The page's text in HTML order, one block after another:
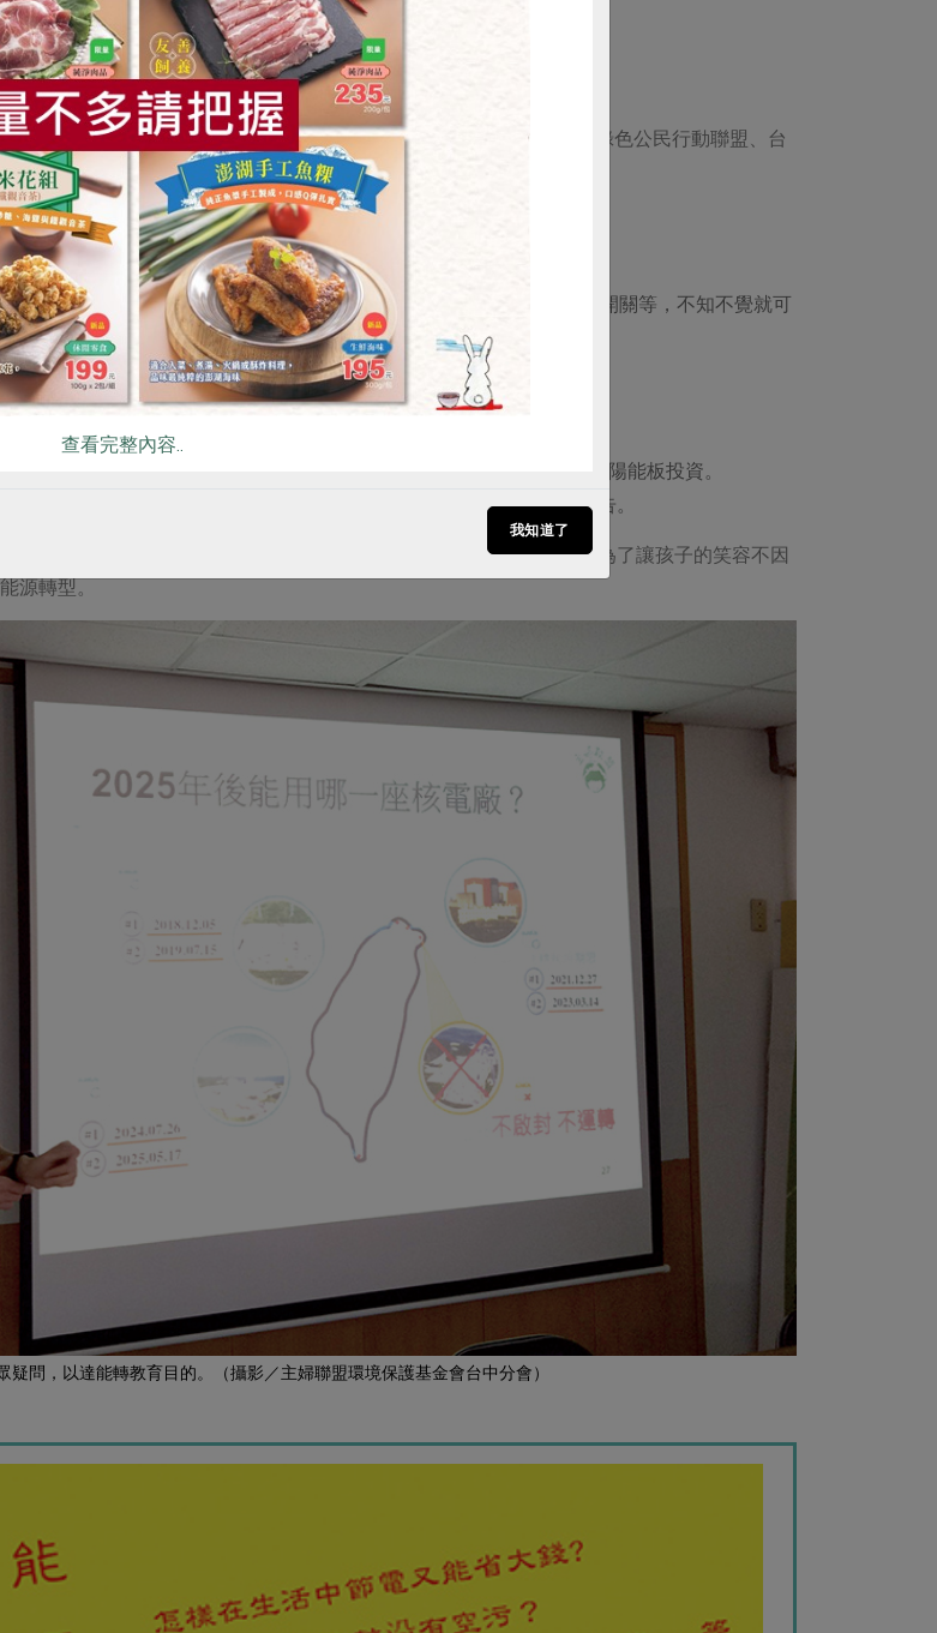
都做得到
之外，除了關心能源時事，更要留心的假新聞及流言。建議在本會、綠色公民行動聯盟、台
讚，定期涉獵相關知識。
能、節能政策。生活行動方面，邀請大家一起無痛節電：
買家電時，注意是否有節能標章。
拔除。例如，冬天的冷氣插頭、電腦關機時拔起插頭，或是關掉延長線開關等，不知不覺就可
會總會申請公民電廠講座，了解如何以合作的方式發電。
陽光伏特家」以群眾募資方式，讓民眾最低以1萬元金額，就可參與太陽能板投資。
設置太陽能板，享有至少10%售電回饋，詳情可洽各縣市政府官網公告。
委員會)提出的警告，各國必須以前所未有的力道大力推展能源轉型，為了讓孩子的笑容不因
源轉型。
問，以達能轉教育目的。（攝影／主婦聯盟環境保護基金會台中分會）
食譜 減硝酸鹽 雞蛋 食安 共同購買
查看完整內容..
我知道了